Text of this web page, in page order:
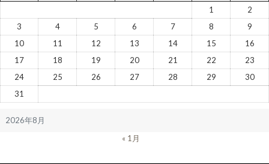
2026年8月
1
2
3
4 5 6 7 8
9
10
11 12 13 14 15
16
17
18 19 20 21 22
23
24
25 26 27 28 29
30
31
« 1月